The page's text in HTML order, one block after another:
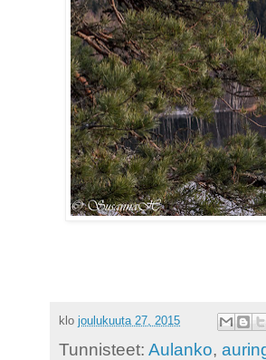
klo joulukuuta 27, 2015
Tunnisteet: Aulanko,